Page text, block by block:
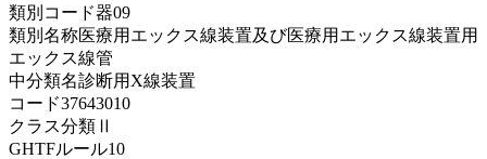
類別コード器09
類別名称医療用エックス線装置及び医療用エックス線装置用
エックス線管
中分類名診断用X線装置
コード37643010
クラス分類 Ⅱ
GHTFルール10